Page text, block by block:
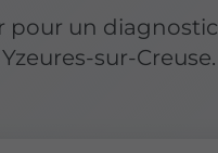
pour un diagnostic
sur-Creuse.